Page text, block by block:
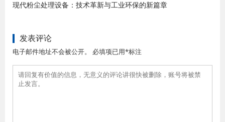
现代粉尘处理设备：技术革新与工业环保的新篇章
发表评论
电子邮件地址不会被公开。 必填项已用*标注